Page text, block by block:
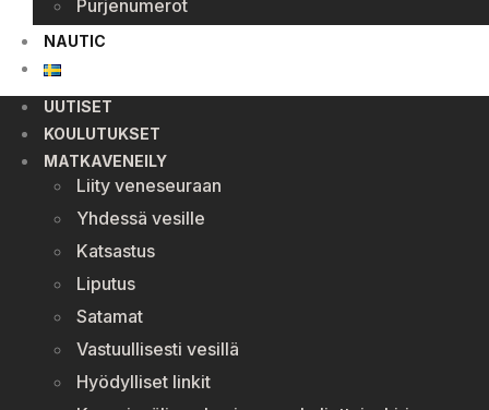
Purjenumerot
NAUTIC
UUTISET
KOULUTUKSET
MATKAVENEILY
Liity veneseuraan
Yhdessä vesille
Katsastus
Liputus
Satamat
Vastuullisesti vesillä
Hyödylliset linkit